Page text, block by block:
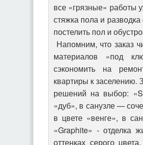
все «грязные» работы
стяжка пола и
постелить пол и
Напомним, что заказ
материалов «под
сэкономить на
квартиры к заселению.
решений на выбор:
«дуб», в санузле —
в цвете «венге», в
«Graphite» - отделка
оттенках серого